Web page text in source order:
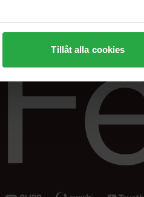
Tillåt alla cookies